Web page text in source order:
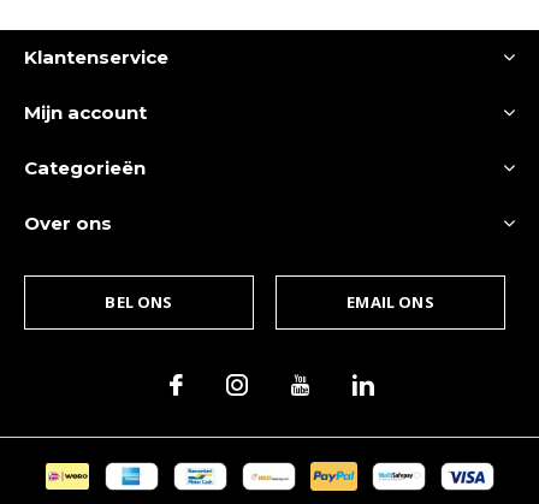
Klantenservice
Mijn account
Categorieën
Over ons
BEL ONS EMAIL ONS